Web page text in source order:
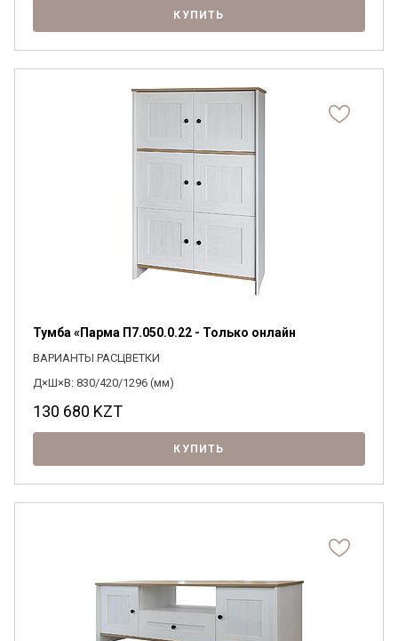
КУПИТЬ
Тумба «Парма П7.050.0.22 - Только онлайн
ВАРИАНТЫ РАСЦВЕТКИ
Д×Ш×В: 830/420/1296 (мм)
130 680 KZT
КУПИТЬ